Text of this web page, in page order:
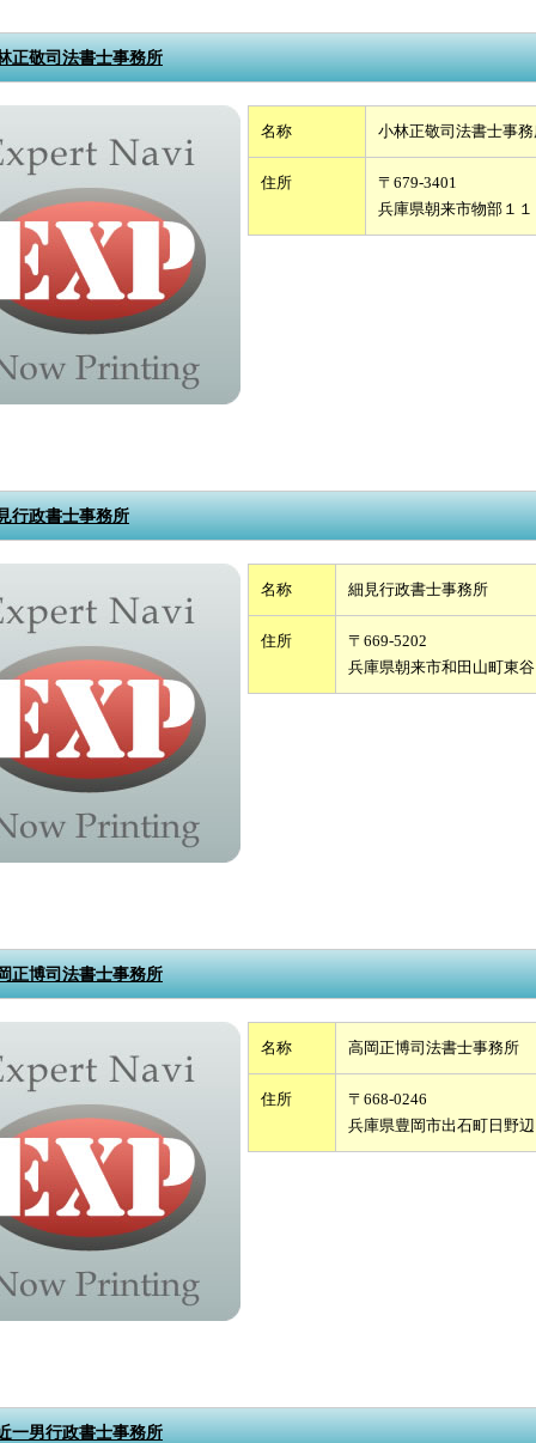
正敬司法書士事務所
名称 小林正敬司法書士事
住所
〒679-3401
兵庫県朝来市物部１
行政書士事務所
名称 細見行政書士事務所
住所
〒669-5202
兵庫県朝来市和田山町東
正博司法書士事務所
名称 高岡正博司法書士事務所
住所
〒668-0246
兵庫県豊岡市出石町日野
一男行政書士事務所